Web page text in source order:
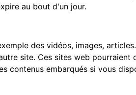
au bout d'un jour.
des vidéos, images,
site. Ces sites web
contenus embarqués si vous